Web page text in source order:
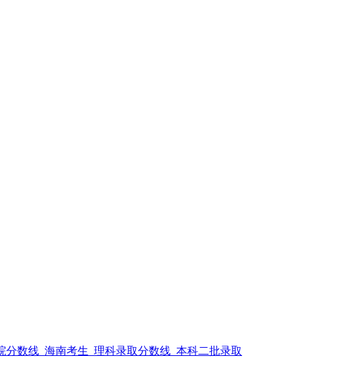
分数线_海南考生_理科录取分数线_本科二批录取